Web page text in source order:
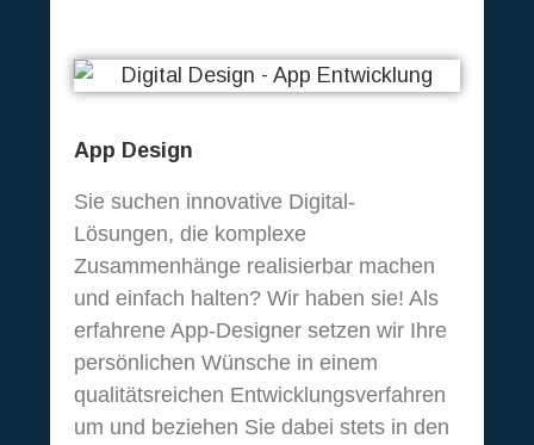
App Design
Sie suchen innovative Digital-
Lösungen, die komplexe
Zusammenhänge realisierbar machen
und einfach halten? Wir haben sie! Als
erfahrene App-Designer setzen wir Ihre
persönlichen Wünsche in einem
qualitätsreichen Entwicklungsverfahren
um und beziehen Sie dabei stets in den